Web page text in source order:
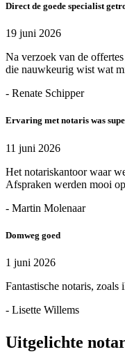
Direct de goede specialist
19 juni 2026
Na verzoek van de
die nauwkeurig wist wat
- Renate Schipper
Ervaring met notaris was
11 juni 2026
Het notariskantoor waar
Afspraken werden mooi
- Martin Molenaar
Domweg goed
1 juni 2026
Fantastische notaris, zoals
- Lisette Willems
Uitgelichte